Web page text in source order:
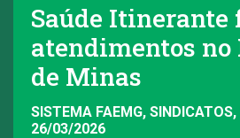
Saúde Itinerante
atendimentos no
de Minas
SISTEMA FAEMG, SINDICATOS,
FAEMG
26/03/2026